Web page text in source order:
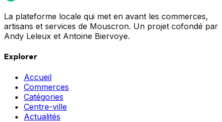
La plateforme locale qui met en avant les commerces,
artisans et services de Mouscron. Un projet cofondé par
Andy Leleux et Antoine Biervoye.
Explorer
Accueil
Commerces
Catégories
Centre-ville
Actualités